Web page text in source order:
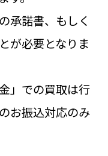
承諾書、もしく
が必要となりま
」での買取は行
お振込対応のみ